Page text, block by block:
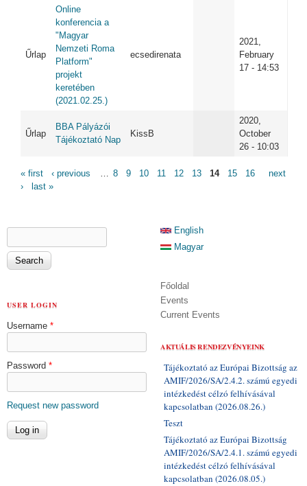
Űrlap
Online
konferencia a
"Magyar
Nemzeti Roma
Platform"
projekt
keretében
(2021.02.25.)
ecsedirenata
2021,
February
17 - 14:53
Űrlap
BBA Pályázói
Tájékoztató Nap
KissB
2020,
October
26 - 10:03
PAGES
« first ‹ previous … 8 9 10 11 12 13 14 15 16
next
›
last »
SEARCH FORM
USER LOGIN
Username *
Password *
Request new password
English
Magyar
Főoldal
Events
Current Events
AKTUÁLIS RENDEZVÉNYEINK
Tájékoztató az Európai Bizottság az
AMIF/2026/SA/2.4.2. számú egyedi
intézkedést célzó felhívásával
kapcsolatban (2026.08.26.)
Teszt
Tájékoztató az Európai Bizottság
AMIF/2026/SA/2.4.1. számú egyedi
intézkedést célzó felhívásával
kapcsolatban (2026.08.05.)